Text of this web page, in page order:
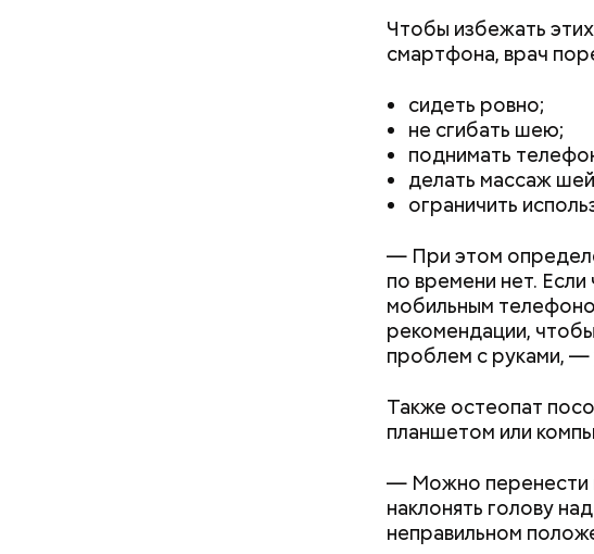
Чтобы избежать
смартфона, врач
сидеть ровно;
не сгибать шею;
поднимать
делать массаж
ограничить
— При этом
по времени нет.
мобильным
рекомендации,
проблем с руками, —
Также остеопат
планшетом или
— Можно перенести
наклонять голову
неправильном
День «Счастье